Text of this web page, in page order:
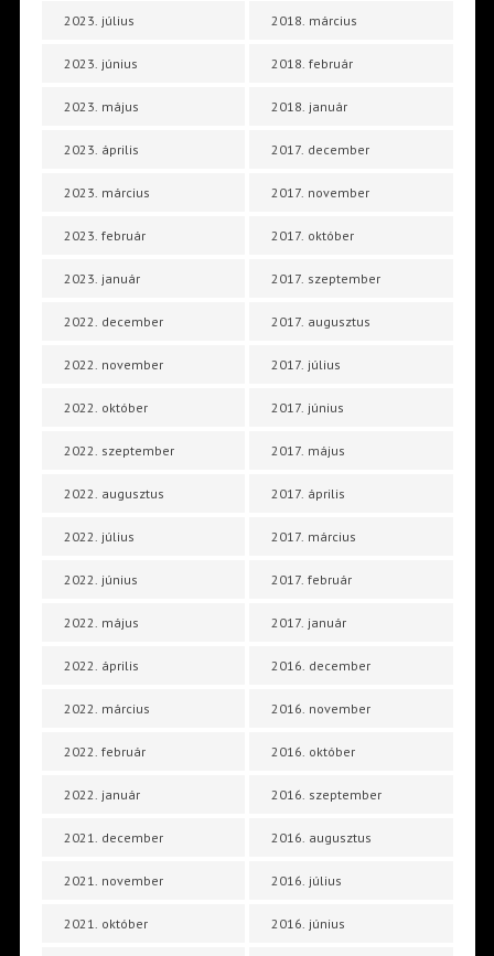
2023. július
2023. június
2023. május
2023. április
2023. március
2023. február
2023. január
2022. december
2022. november
2022. október
2022. szeptember
2022. augusztus
2022. július
2022. június
2022. május
2022. április
2022. március
2022. február
2022. január
2021. december
2021. november
2021. október
2018. március
2018. február
2018. január
2017. december
2017. november
2017. október
2017. szeptember
2017. augusztus
2017. július
2017. június
2017. május
2017. április
2017. március
2017. február
2017. január
2016. december
2016. november
2016. október
2016. szeptember
2016. augusztus
2016. július
2016. június